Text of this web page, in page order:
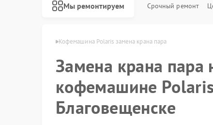
Мы ремонтируем Срочный ремонт
Кофемашина Polaris замена крана пара
Замена крана пара
кофемашине
Благовещенске